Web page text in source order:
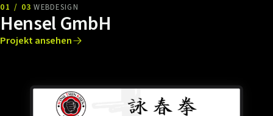
01 / 03 WEBDESIGN
Hensel GmbH
Projekt ansehen